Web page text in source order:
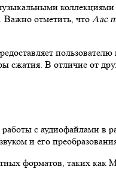
Важно отметить, что Aac
сжатия. В отличие от
с аудиофайлами в
и его
форматов, таких как